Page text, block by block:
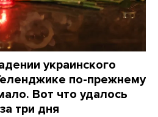
украинского
по-прежнему
Вот что удалось
три дня